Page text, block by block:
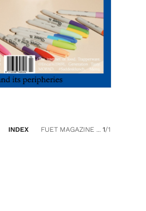
INDEX FUET MAGAZINE ... 1/1